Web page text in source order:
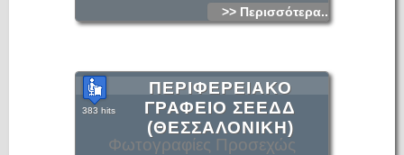
>> Περισσότερα...
Φωτογραφίες Προσεχώς
ΠΕΡΙΦΕΡΕΙΑΚΟ
ΓΡΑΦΕΙΟ ΣΕΕΔΔ
(ΘΕΣΣΑΛΟΝΙΚΗ)
383 hits